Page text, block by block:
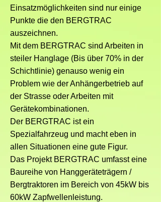
Einsatzmöglichkeiten sind nur einige
Punkte die den BERGTRAC
auszeichnen.
Mit dem BERGTRAC sind Arbeiten in
steiler Hanglage (Bis über 70% in der
Schichtlinie) genauso wenig ein
Problem wie der Anhängerbetrieb auf
der Strasse oder Arbeiten mit
Gerätekombinationen.
Der BERGTRAC ist ein
Spezialfahrzeug und macht eben in
allen Situationen eine gute Figur.
Das Projekt BERGTRAC umfasst eine
Baureihe von Hanggeräteträgern /
Bergtraktoren im Bereich von 45kW bis
60kW Zapfwellenleistung.